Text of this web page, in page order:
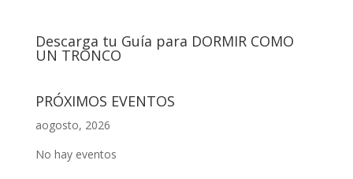
Descarga tu Guía para DORMIR COMO
UN TRONCO
PRÓXIMOS EVENTOS
aogosto, 2026
No hay eventos